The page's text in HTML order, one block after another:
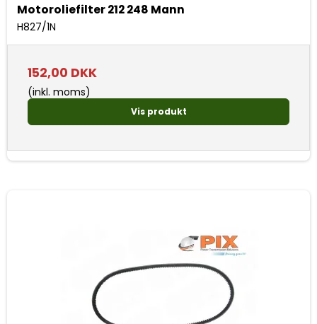
Motoroliefilter 212 248 Mann
H827/1N
152,00 DKK
(inkl. moms)
Vis produkt